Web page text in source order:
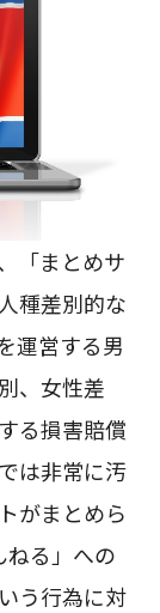
「まとめサ
種差別的な
運営する男
、女性差
る損害賠償
は非常に汚
がまとめら
ねる」への
う行為に対